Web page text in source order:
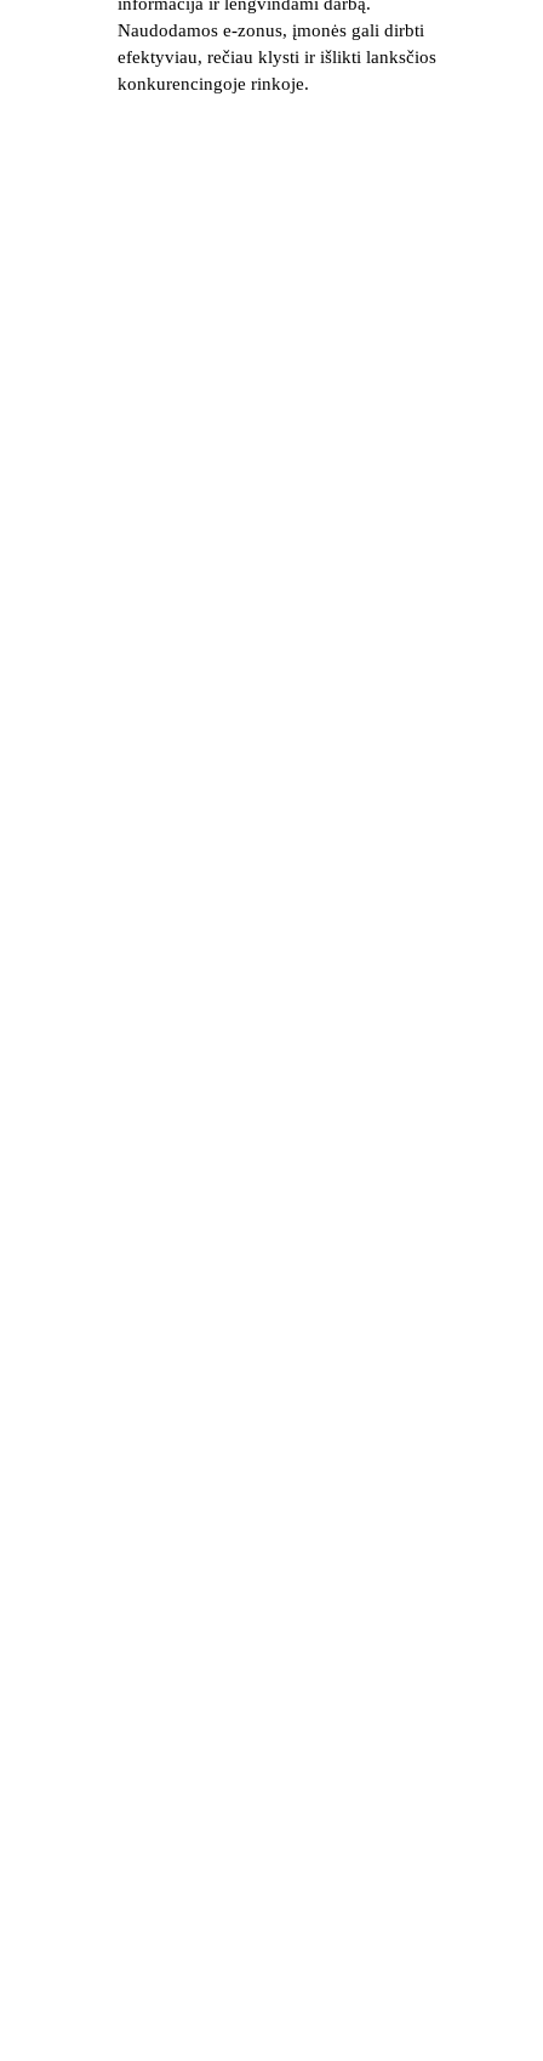
Naudodamos e-zonus, įmonės gali dirbti
efektyviau, rečiau klysti ir išlikti lanksčios
konkurencingoje rinkoje.